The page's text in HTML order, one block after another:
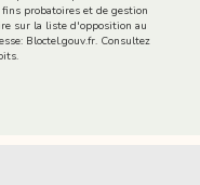
probatoires et de gestion
sur la liste d'opposition au
Bloctel.gouv.fr. Consultez